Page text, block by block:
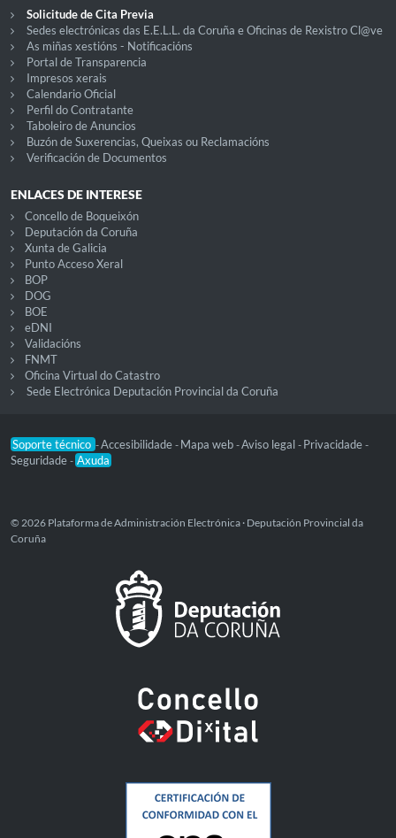
Solicitude de Cita Previa
Sedes electrónicas das E.E.L.L. da Coruña e Oficinas de Rexistro Cl@ve
As miñas xestións - Notificacións
Portal de Transparencia
Impresos xerais
Calendario Oficial
Perfil do Contratante
Taboleiro de Anuncios
Buzón de Suxerencias, Queixas ou Reclamacións
Verificación de Documentos
ENLACES DE INTERESE
Concello de Boqueixón
Deputación da Coruña
Xunta de Galicia
Punto Acceso Xeral
BOP
DOG
BOE
eDNI
Validacións
FNMT
Oficina Virtual do Catastro
Sede Electrónica Deputación Provincial da Coruña
Soporte técnico -Accesibilidade - Mapa web -Aviso legal - Privacidade -
Seguridade - Axuda
© 2026 Plataforma de Administración Electrónica · Deputación Provincial da
Coruña